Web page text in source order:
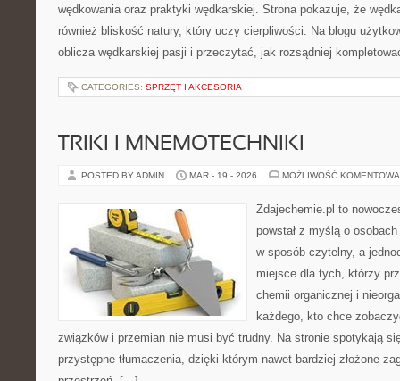
wędkowania oraz praktyki wędkarskiej. Strona pokazuje, że
również bliskość natury, który uczy cierpliwości. Na blogu
oblicza wędkarskiej pasji i przeczytać, jak rozsądniej
CATEGORIES: SPRZĘT I AKCESORIA
TRIKI I MNEMOTECHNIKI
POSTED BY ADMIN MAR - 19 - 2026 MOŻLIWOŚĆ
Zdajechemie.pl to
powstał z myślą o
w sposób czytelny, a
miejsce dla tych, którzy
chemii organicznej i
każdego, kto chce
związków i przemian nie musi być trudny. Na stronie spotykają
przystępne tłumaczenia, dzięki którym nawet bardziej złożone